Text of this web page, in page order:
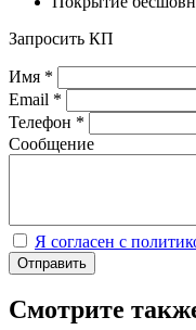
Запросить КП
Имя *
Email *
Телефон *
Сообщение
Я согласен с
Отправить
Смотрите